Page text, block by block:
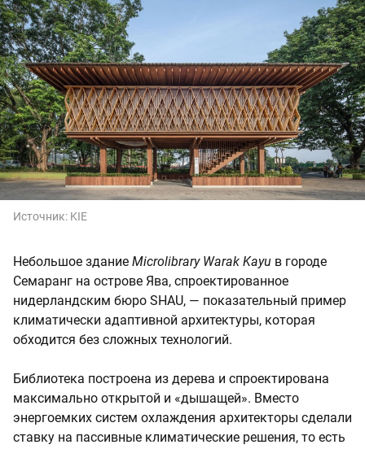
Источник: KIE
Небольшое здание Microlibrary Warak Kayu в городе
Семаранг на острове Ява, спроектированное
нидерландским бюро SHAU, — показательный пример
климатически адаптивной архитектуры, которая
обходится без сложных технологий.
Библиотека построена из дерева и спроектирована
максимально открытой и «дышащей». Вместо
энергоемких систем охлаждения архитекторы сделали
ставку на пассивные климатические решения, то есть